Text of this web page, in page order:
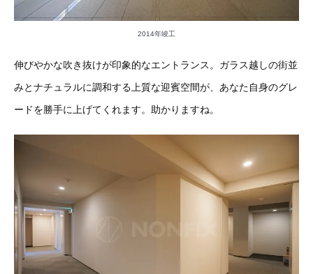
2014年竣工
伸びやかな吹き抜けが印象的なエントランス。ガラス越しの街並
みとナチュラルに調和する上質な迎賓空間が、あなた自身のグレ
ードを勝手に上げてくれます。助かりますね。